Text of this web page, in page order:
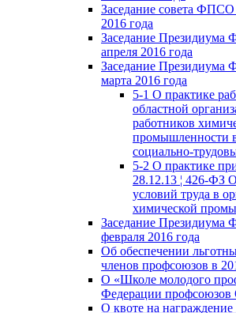
Заседание совета
2016 года
Заседание
апреля 2016 года
Заседание
марта 2016 года
5-1 О практике
областной
работников
промышленности
социально-
5-2 О практике
28.12.13 ¦ 426-ФЗ
условий труда в
химической
Заседание
февраля 2016 года
Об обеспечении
членов профсоюзов в
О «Школе молодого
Федерации профсоюзов
О квоте на